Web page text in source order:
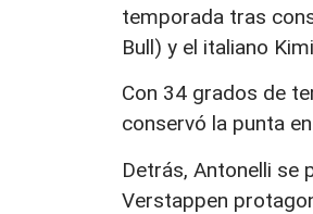
temporada tras
Bull) y el italiano
Con 34 grados de
conservó la punta
Detrás, Antonelli se
Verstappen